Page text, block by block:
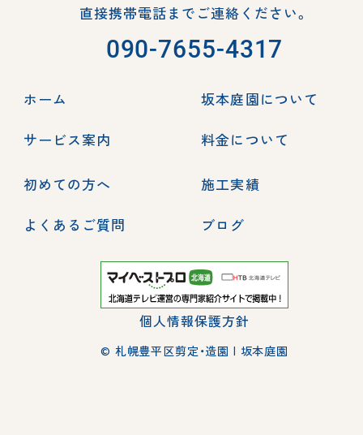
直接携帯電話までご連絡ください。
090-7655-4317
ホーム
坂本庭園について
サービス案内
料金について
初めての方へ
施工実績
よくあるご質問
ブログ
個人情報保護方針
© 札幌豊平区剪定・造園 | 坂本庭園